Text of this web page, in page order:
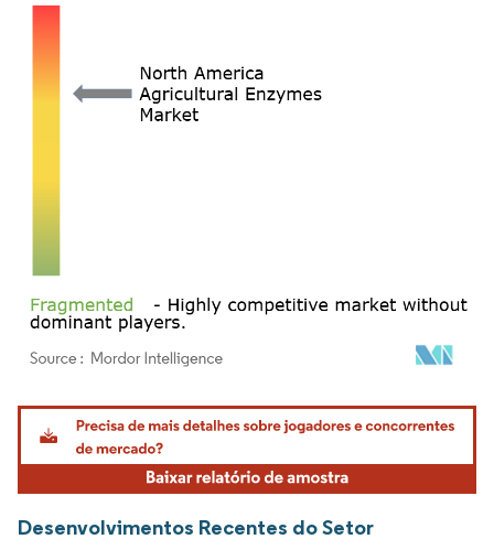
Imagem © Mordor Intelligence. O reuso requer atribuição conforme CC BY 4.0.
Desenvolvimentos Recentes do Setor